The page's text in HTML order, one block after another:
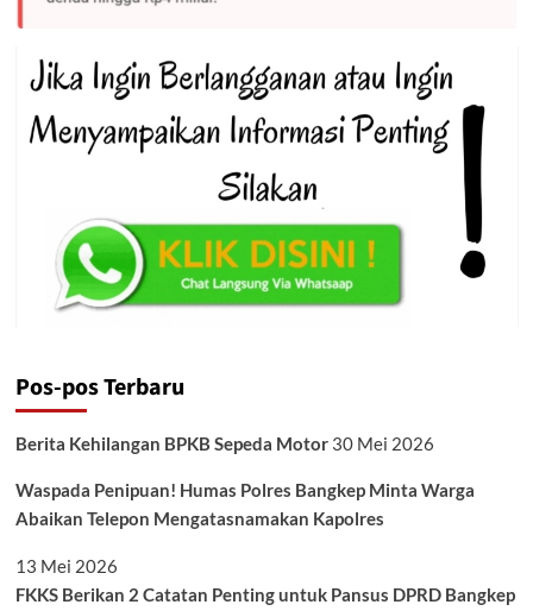
Layanan
Pos-pos Terbaru
Berita Kehilangan BPKB Sepeda Motor 30 Mei 2026
Waspada Penipuan! Humas Polres Bangkep Minta Warga
Abaikan Telepon Mengatasnamakan Kapolres
13 Mei 2026
FKKS Berikan 2 Catatan Penting untuk Pansus DPRD Bangkep